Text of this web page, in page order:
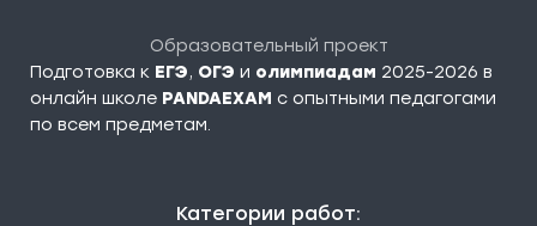
Образовательный проект
Подготовка к ЕГЭ, ОГЭ и олимпиадам 2025-2026 в
онлайн школе PANDAEXAM c опытными педагогами
по всем предметам.
Категории работ: